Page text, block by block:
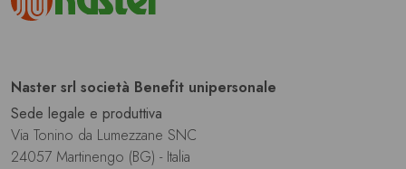
Naster srl società Benefit unipersonale
Sede legale e produttiva
Via Tonino da Lumezzane SNC
24057 Martinengo (BG) - Italia